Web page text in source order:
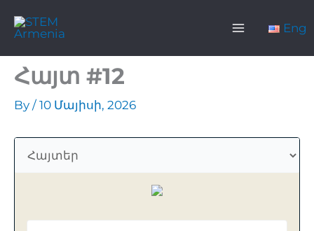
Eng
Հայտ #12
By / 10 Մայիսի, 2026